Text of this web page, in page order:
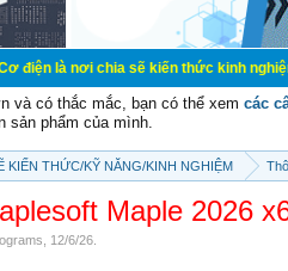
chia sẽ kiến thức kinh nghiệm trong
và có thắc mắc, bạn có thể xem các
sản phẩm của mình.
KIẾN THỨC/KỸ NĂNG/KINH NGHIỆM
Maple 2026
12/6/26